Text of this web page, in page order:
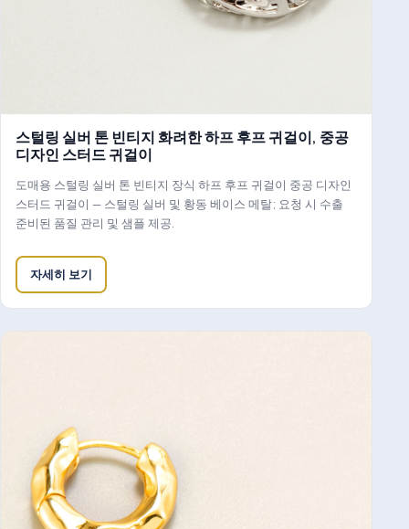
스털링 실버 톤 빈티지 화려한 하프 후프 귀걸이, 중공
디자인 스터드 귀걸이
도매용 스털링 실버 톤 빈티지 장식 하프 후프 귀걸이 중공 디자인
스터드 귀걸이 — 스털링 실버 및 황동 베이스 메탈; 요청 시 수출
준비된 품질 관리 및 샘플 제공.
자세히 보기